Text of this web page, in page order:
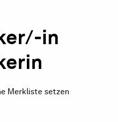
in
Merkliste setzen